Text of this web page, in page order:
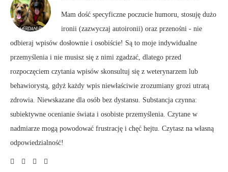
Mam dość specyficzne poczucie humoru, stosuję dużo
ironii (zazwyczaj autoironii) oraz przenośni - nie
odbieraj wpisów dosłownie i osobiście! Są to moje indywidualne
przemyślenia i nie musisz się z nimi zgadzać, dlatego przed
rozpoczęciem czytania wpisów skonsultuj się z weterynarzem lub
behawiorystą, gdyż każdy wpis niewłaściwie zrozumiany grozi utratą
zdrowia. Niewskazane dla osób bez dystansu. Substancja czynna:
subiektywne ocenianie świata i osobiste przemyślenia. Czytane w
nadmiarze mogą powodować frustrację i chęć hejtu. Czytasz na własną
odpowiedzialność!